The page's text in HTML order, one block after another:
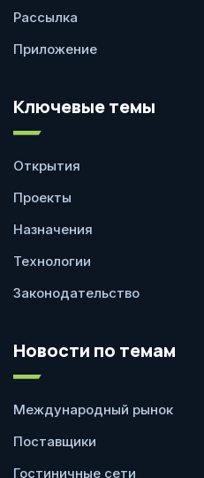
Рассылка
Приложение
Ключевые темы
Открытия
Проекты
Назначения
Технологии
Законодательство
Новости по темам
Международный рынок
Поставщики
Гостиничные сети